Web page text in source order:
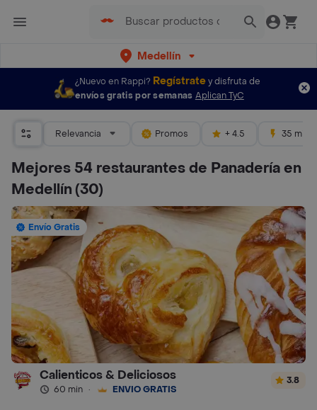
Medellín
¿Nuevo en Rappi? Regístratey disfruta de
envíos gratis por semanas Aplican TyC
Relevancia Promos + 4.5 35 mins
Mejores 54 restaurantes de Panadería en
Medellín(30)
Envío Gratis
Calienticos & Deliciosos
60 min · ENVÍO GRATIS
3.8